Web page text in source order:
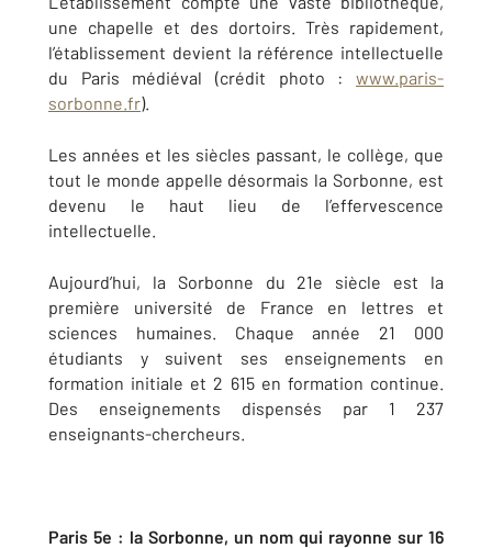
une chapelle et des dortoirs. Très rapidement,
l’établissement devient la référence intellectuelle
du Paris médiéval (crédit photo : www.paris-
sorbonne.fr).
Les années et les siècles passant, le collège, que
tout le monde appelle désormais la Sorbonne, est
devenu le haut lieu de l’effervescence
intellectuelle.
Aujourd’hui, la Sorbonne du 21e siècle est la
première université de France en lettres et
sciences humaines. Chaque année 21 000
étudiants y suivent ses enseignements en
formation initiale et 2 615 en formation continue.
Des enseignements dispensés par 1 237
enseignants-chercheurs.
Paris 5e : la Sorbonne, un nom qui rayonne sur 16